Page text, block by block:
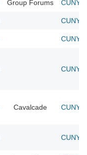
Group Forums CUNY
CUNY
CUNY
CUNY
Cavalcade CUNY
CUNY